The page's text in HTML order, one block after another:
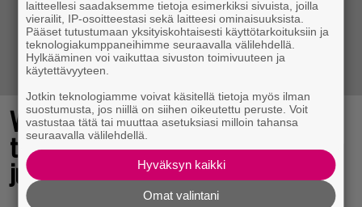
Vuonna 2018 nähdyn
toimintaroolipelin jatko-osa sai
julkaisupäivänsä
laitteellesi saadaksemme tietoja esimerkiksi sivuista, joilla
vierailit, IP-osoitteestasi sekä laitteesi ominaisuuksista.
Pääset tutustumaan yksityiskohtaisesti käyttötarkoituksiin ja
teknologiakumppaneihimme seuraavalla välilehdellä.
Hylkääminen voi vaikuttaa sivuston toimivuuteen ja
käytettävyyteen.
Jotkin teknologiamme voivat käsitellä tietoja myös ilman
suostumusta, jos niillä on siihen oikeutettu peruste. Voit
vastustaa tätä tai muuttaa asetuksiasi milloin tahansa
seuraavalla välilehdellä.
Hyväksyn kaikki
Omat valintani